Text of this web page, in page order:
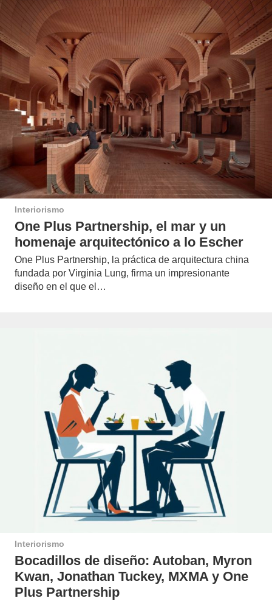
Interiorismo
One Plus Partnership, el mar y un
homenaje arquitectónico a lo Escher
One Plus Partnership, la práctica de arquitectura china
fundada por Virginia Lung, firma un impresionante
diseño en el que el…
Interiorismo
Bocadillos de diseño: Autoban, Myron
Kwan, Jonathan Tuckey, MXMA y One
Plus Partnership